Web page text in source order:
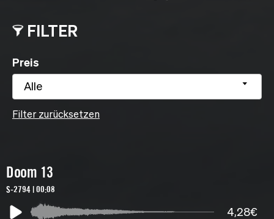
FILTER
Preis
Alle
Filter zurücksetzen
Doom 13
S-2794 | 00:08
4,28€